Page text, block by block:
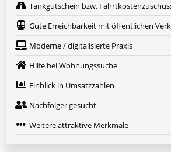
Tankgutschein bzw.
Gute Erreichbarkeit mit öffentlichen
Moderne / digitalisierte Praxis
Hilfe bei Wohnungssuche
Einblick in Umsatzzahlen
Nachfolger gesucht
Weitere attraktive Merkmale